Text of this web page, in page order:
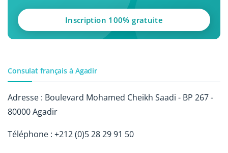
Inscription 100% gratuite
Consulat français à Agadir
Adresse : Boulevard Mohamed Cheikh Saadi - BP 267 -
80000 Agadir
Téléphone : +212 (0)5 28 29 91 50